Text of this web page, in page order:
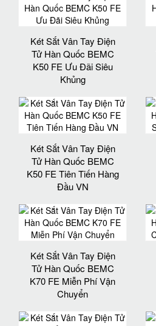
Két Sắt Vân Tay Điện
Tử Hàn Quốc BEMC
K50 FE Ưu Đãi Siêu
Khủng
Két Sắt Vân Tay Điện
Tử Hàn Quốc BEMC
K50 FE Tiên Tiến Hàng
Đầu VN
Két Sắt Vân Tay Điện
Tử Hàn Quốc BEMC
K70 FE Miễn Phí Vận
Chuyển